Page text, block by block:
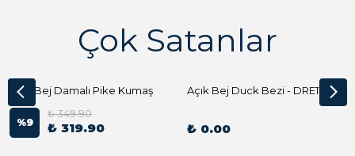
Çok Satanlar
Açık Bej Damalı Pike Kumaş
%9
₺ 349.90
₺ 319.90
Açık Bej Duck Bezi - DRE1144 Kumaş Peçete
₺ 0.00